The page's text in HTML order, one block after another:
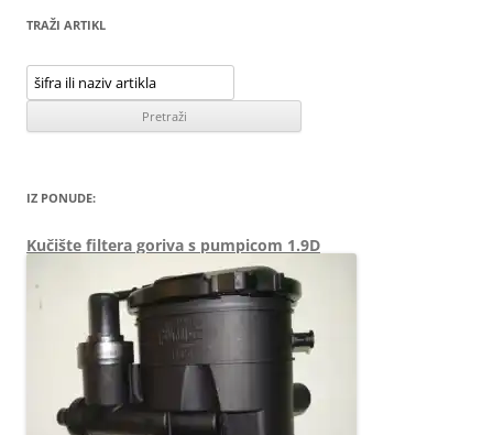
TRAŽI ARTIKL
IZ PONUDE:
Kučište filtera goriva s pumpicom 1.9D